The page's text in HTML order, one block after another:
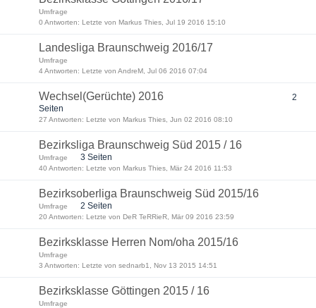
Umfrage
0 Antworten: Letzte von Markus Thies, Jul 19 2016 15:10
Landesliga Braunschweig 2016/17
Umfrage
4 Antworten: Letzte von AndreM, Jul 06 2016 07:04
Wechsel(Gerüchte) 2016
2
Seiten
27 Antworten: Letzte von Markus Thies, Jun 02 2016 08:10
Bezirksliga Braunschweig Süd 2015 / 16
Umfrage 3 Seiten
40 Antworten: Letzte von Markus Thies, Mär 24 2016 11:53
Bezirksoberliga Braunschweig Süd 2015/16
Umfrage 2 Seiten
20 Antworten: Letzte von DeR TeRRieR, Mär 09 2016 23:59
Bezirksklasse Herren Nom/oha 2015/16
Umfrage
3 Antworten: Letzte von sednarb1, Nov 13 2015 14:51
Bezirksklasse Göttingen 2015 / 16
Umfrage